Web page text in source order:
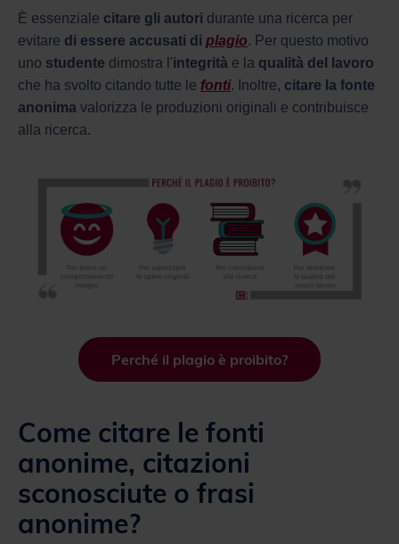
È essenziale citare gli autori durante una ricerca per
evitare di essere accusati di plagio. Per questo motivo
uno studente dimostra l'integrità e la qualità del
lavoro
che ha svolto citando tutte le fonti. Inoltre, citare la fonte
anonima valorizza le produzioni originali e contribuisce
alla ricerca.
Perché il plagio è proibito?
Come citare le fonti
anonime, citazioni
sconosciute o frasi
anonime?